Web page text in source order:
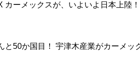
ーメックスが、いよいよ日本上陸
と50か国目！ 宇津木産業がカーメッ